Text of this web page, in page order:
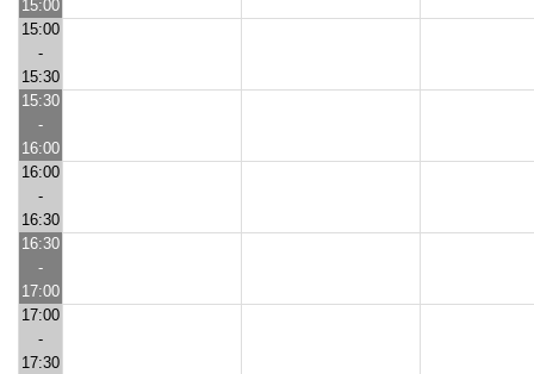
15:00
15:00
-
15:30
15:30
-
16:00
16:00
-
16:30
16:30
-
17:00
17:00
-
17:30